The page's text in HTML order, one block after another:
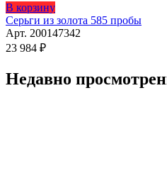
В корзину
Серьги из золота 585 пробы
Арт. 200147342
23 984 ₽
Недавно